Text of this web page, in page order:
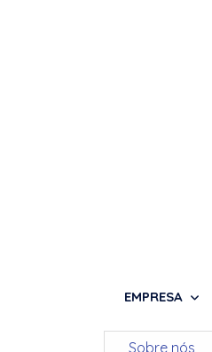
EMPRESA
Sobre nós